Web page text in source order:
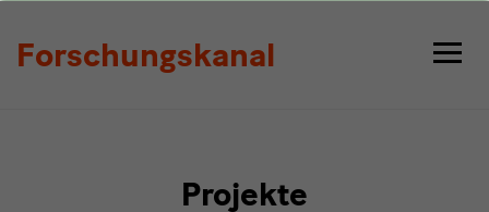
Forschungskanal
Projekte